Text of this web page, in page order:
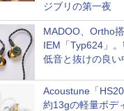
ジブリの第一夜
MADOO、Ortho
IEM「Typ624」
低音と抜けの良い
Acoustune「
約13gの軽量ボデ